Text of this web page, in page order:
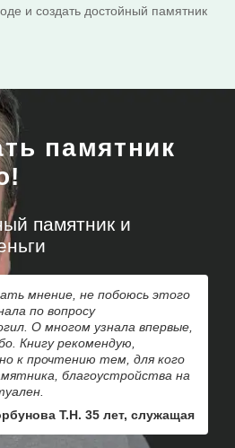
и создать достойный памятник
памятник
памятник и
мнение, не побоюсь этого
по вопросу
О многом узнала впервые,
Книгу рекомендую,
к прочтению тем, для кого
благоустройства на
Т.Н. 35 лет, служащая